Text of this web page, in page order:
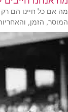
מה אם כל חיינו הם
המוסר, הזמן,